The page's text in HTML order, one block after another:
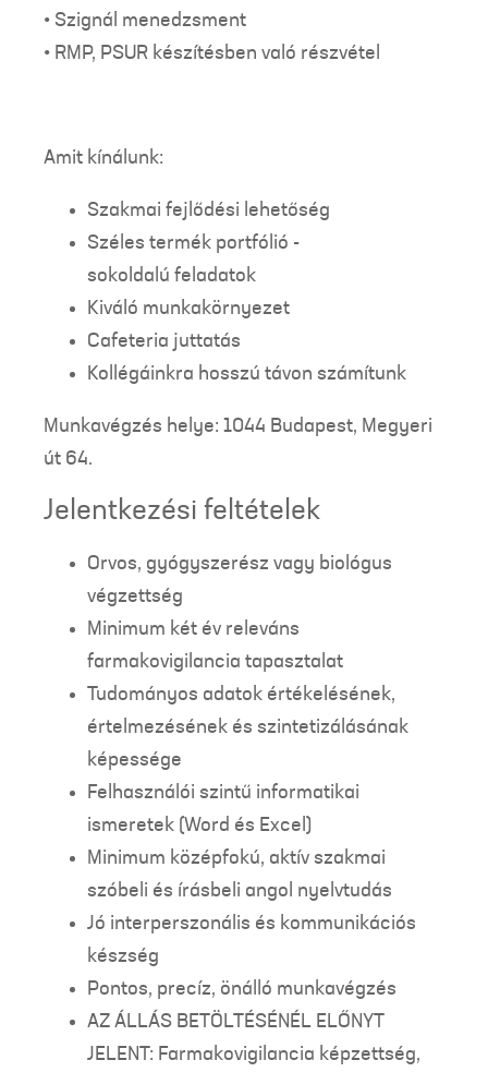
• Szignál menedzsment
• RMP, PSUR készítésben való részvétel
Amit kínálunk:
Szakmai fejlődési lehetőség
Széles termék portfólió -
sokoldalú feladatok
Kiváló munkakörnyezet
Cafeteria juttatás
Kollégáinkra hosszú távon számítunk
Munkavégzés helye: 1044 Budapest, Megyeri
út 64.
Jelentkezési feltételek
Orvos, gyógyszerész vagy biológus
végzettség
Minimum két év releváns
farmakovigilancia tapasztalat
Tudományos adatok értékelésének,
értelmezésének és szintetizálásának
képessége
Felhasználói szintű informatikai
ismeretek (Word és Excel)
Minimum középfokú, aktív szakmai
szóbeli és írásbeli angol nyelvtudás
Jó interperszonális és kommunikációs
készség
Pontos, precíz, önálló munkavégzés
AZ ÁLLÁS BETÖLTÉSÉNÉL ELŐNYT
JELENT: Farmakovigilancia képzettség,